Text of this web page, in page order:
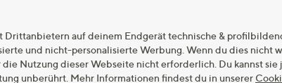
auf deinem Endgerät technische &
und nicht-personalisierte Werbung. Wenn du dies nicht
Nutzung dieser Webseite nicht erforderlich. Du kannst
unberührt. Mehr Informationen findest du in unserer